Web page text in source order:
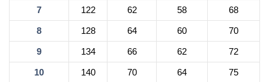
7 122 62 58 68
8 128 64 60 70
9 134 66 62 72
10 140 70 64 75